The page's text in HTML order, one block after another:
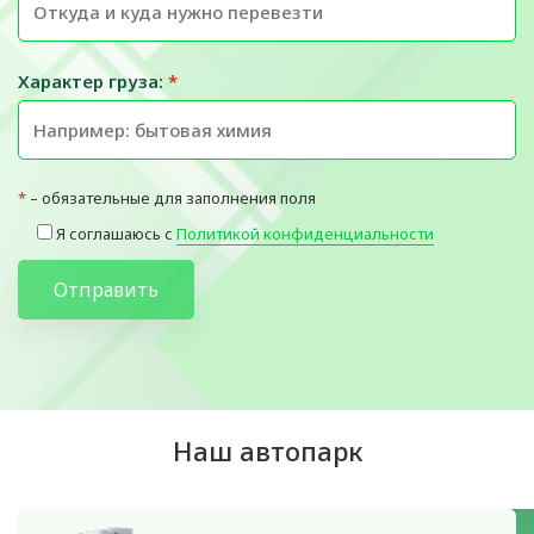
Характер груза: *
* – обязательные для заполнения поля
Я соглашаюсь с Политикой конфиденциальности
Отправить
Наш автопарк